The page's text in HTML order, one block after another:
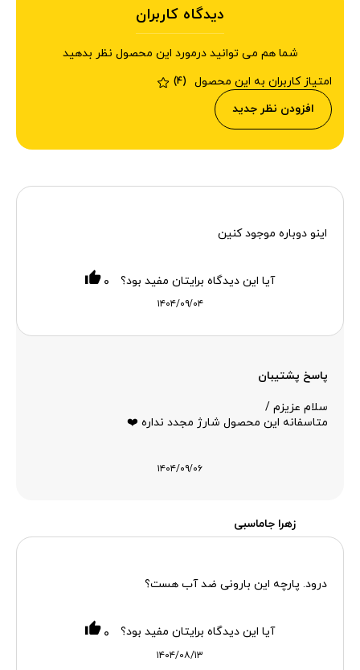
دیدگاه کاربران
شما هم می توانید درمورد این محصول نظر بدهید
امتیاز کاربران به این محصول
(4)
افزودن نظر جدید
اینو دوباره موجود کنین
۱۴۰۴/۰۹/۰۴
آیا این دیدگاه برایتان مفید بود؟ ۰
پاسخ پشتیبان
سلام عزیزم /
متاسفانه این محصول شارژ مجدد نداره ❤️
۱۴۰۴/۰۹/۰۶
زهرا جاماسبی
درود. پارچه این بارونی ضد آب هست؟
۱۴۰۴/۰۸/۱۳
آیا این دیدگاه برایتان مفید بود؟ ۰